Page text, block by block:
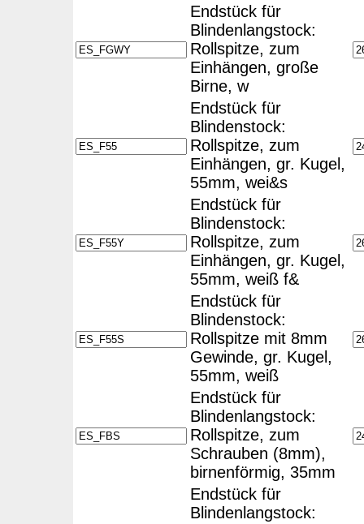
Endstück für
Blindenlangstock:
Rollspitze, zum
Einhängen, große
Birne, w
Endstück für
Blindenstock:
Rollspitze, zum
Einhängen, gr. Kugel,
55mm, wei&s
Endstück für
Blindenstock:
Rollspitze, zum
Einhängen, gr. Kugel,
55mm, weiß f&
Endstück für
Blindenstock:
Rollspitze mit 8mm
Gewinde, gr. Kugel,
55mm, weiß
Endstück für
Blindenlangstock:
Rollspitze, zum
Schrauben (8mm),
birnenförmig, 35mm
Endstück für
Blindenlangstock: